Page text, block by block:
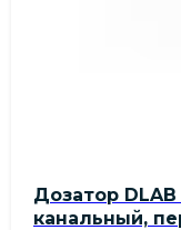
Дозатор
канальный,